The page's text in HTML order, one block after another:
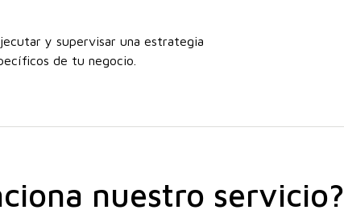
y supervisar una estrategia
de tu negocio.
nuestro servicio?